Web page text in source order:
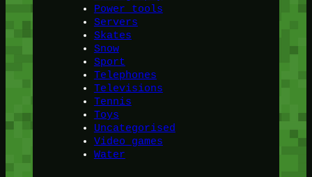
Power tools
Servers
Skates
Snow
Sport
Telephones
Televisions
Tennis
Toys
Uncategorised
Video games
Water